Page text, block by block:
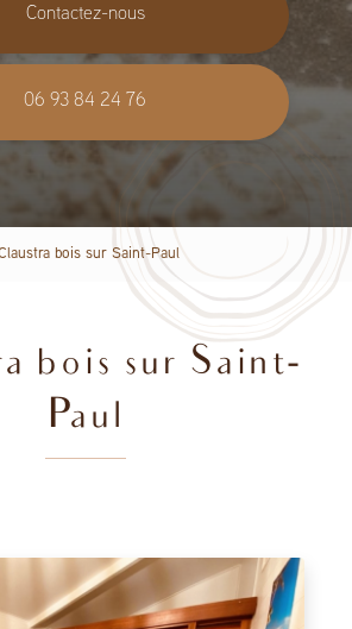
Contactez-nous
06 93 84 24 76
bois sur Saint-Paul
bois sur Saint-
Paul